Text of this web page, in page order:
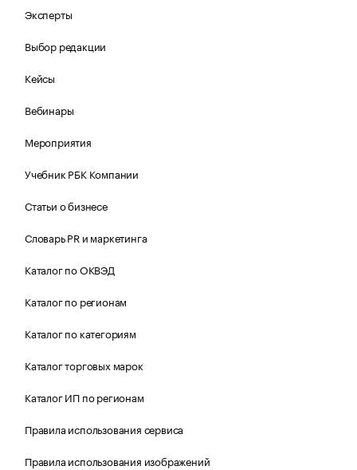
Эксперты
Выбор редакции
Кейсы
Вебинары
Мероприятия
Учебник РБК Компании
Статьи о бизнесе
Словарь PR и маркетинга
Каталог по ОКВЭД
Каталог по регионам
Каталог по категориям
Каталог торговых марок
Каталог ИП по регионам
Правила использования сервиса
Правила использования изображений